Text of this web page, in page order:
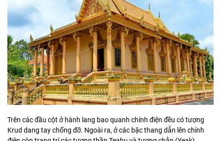
Trên các đầu cột ở hành lang bao quanh chính điện đều có tượng
Krud dang tay chống đỡ. Ngoài ra, ở các bậc thang dẫn lên chính